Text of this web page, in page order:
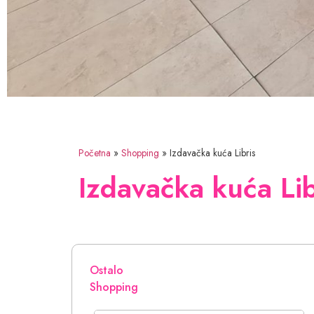
Početna » Shopping » Izdavačka kuća Libris
Izdavačka kuća
Ostalo
Shopping